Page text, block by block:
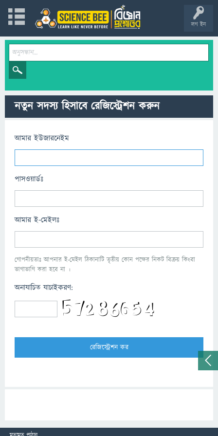
লগ ইন
নতুন সদস্য হিসাবে রেজিস্ট্রেশন করুন
আমার ইউজারনেইম
পাসওয়ার্ডঃ
আমার ই-মেইলঃ
গোপনীয়তাঃ আপনার ই-মেইল ঠিকানাটি তৃতীয় কোন পক্ষের নিকট বিক্রয় কিংবা
ভাগাভাগি করা হবে না ।
অনাযাচিত যাচাইকরণ: